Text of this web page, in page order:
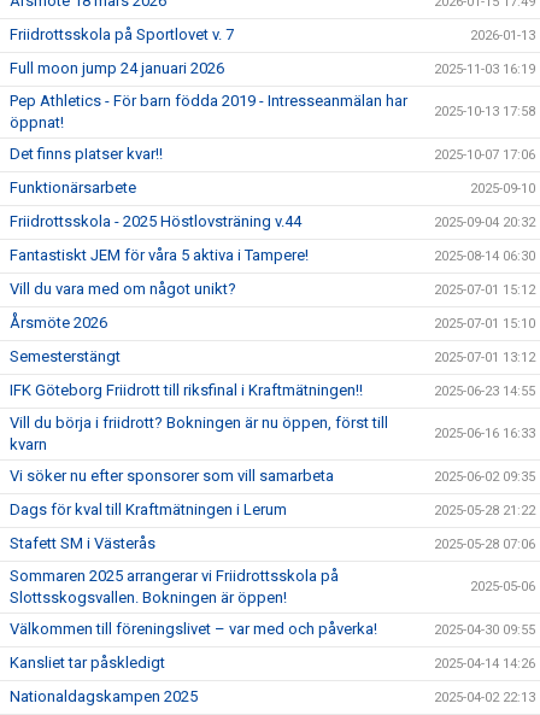
Friidrottsskola på Sportlovet v. 7 2026-01-13
Full moon jump 24 januari 2026 2025-11-03 16:19
Pep Athletics - För barn födda 2019 - Intresseanmälan har
öppnat!
2025-10-13 17:58
Det finns pIatser kvar!! 2025-10-07 17:06
Funktionärsarbete 2025-09-10
Friidrottsskola - 2025 Höstlovsträning v.44 2025-09-04 20:32
Fantastiskt JEM för våra 5 aktiva i Tampere! 2025-08-14 06:30
Vill du vara med om något unikt? 2025-07-01 15:12
Årsmöte 2026 2025-07-01 15:10
Semesterstängt 2025-07-01 13:12
IFK Göteborg Friidrott till riksfinal i Kraftmätningen!! 2025-06-23 14:55
Vill du börja i friidrott? Bokningen är nu öppen, först till
kvarn
2025-06-16 16:33
Vi söker nu efter sponsorer som vill samarbeta 2025-06-02 09:35
Dags för kval till Kraftmätningen i Lerum 2025-05-28 21:22
Stafett SM i Västerås 2025-05-28 07:06
Sommaren 2025 arrangerar vi Friidrottsskola på
Slottsskogsvallen. Bokningen är öppen!
2025-05-06
Välkommen till föreningslivet – var med och påverka! 2025-04-30 09:55
Kansliet tar påskledigt 2025-04-14 14:26
Nationaldagskampen 2025 2025-04-02 22:13